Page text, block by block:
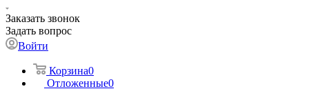
Заказать звонок
Задать вопрос
Войти
Корзина0
Отложенные0